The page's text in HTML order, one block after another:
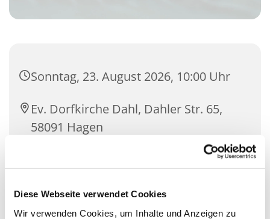
Diese Webseite verwendet Cookies
Wir verwenden Cookies, um Inhalte und Anzeigen zu
Sonntag, 23. August 2026, 10:00 Uhr
Ev. Dorfkirche Dahl, Dahler Str. 65,
58091 Hagen